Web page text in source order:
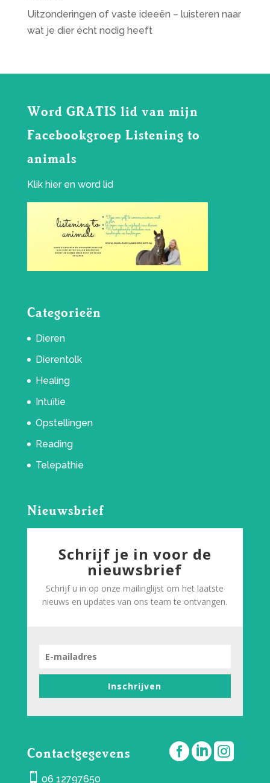
Uitzonderingen of vaste ideeën – luisteren naar
wat je dier écht nodig heeft
Word GRATIS lid van mijn
Facebookgroep Listening to
animals
Klik hieren word lid
Categorieën
Dieren
Dierentolk
Healing
Intuïtie
Opstellingen
Reading
Telepathie
Nieuwsbrief
Schrijf je in voor de
nieuwsbrief
Schrijf u in op onze mailinglijst om het laatste
nieuws en updates van ons team te ontvangen.
Inschrijven
Contactgegevens
 06 12797650
